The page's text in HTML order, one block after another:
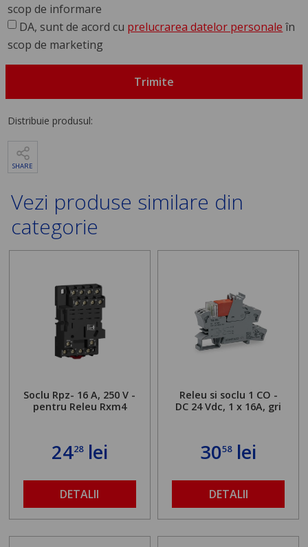
scop de informare
DA, sunt de acord cu prelucrarea datelor personale în
scop de marketing
Trimite
Distribuie produsul:
SHARE
Vezi produse similare din
categorie
Soclu Rpz- 16 A, 250 V -
pentru Releu Rxm4
2428lei
DETALII
Releu si soclu 1 CO -
DC 24 Vdc, 1 x 16A, gri
3058lei
DETALII